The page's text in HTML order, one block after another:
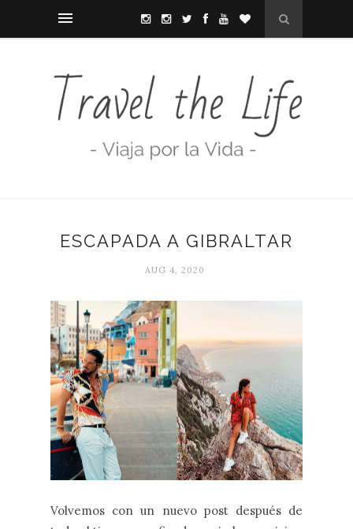
ESCAPADA A GIBRALTAR
AUG 4, 2020
Volvemos con un nuevo post después de